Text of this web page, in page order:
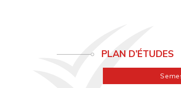
PLAN D’ÉTUDES